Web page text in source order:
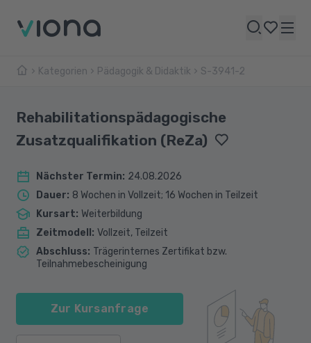
Kategorien Pädagogik & Didaktik S-3941-2
Rehabilitationspädagogische
Zusatzqualifikation (ReZa)
Nächster Termin: 24.08.2026
Dauer: 8 Wochen in Vollzeit; 16 Wochen in Teilzeit
Kursart: Weiterbildung
Zeitmodell : Vollzeit, Teilzeit
Abschluss: Trägerinternes Zertifikat bzw.
Teilnahmebescheinigung
Zur Kursanfrage